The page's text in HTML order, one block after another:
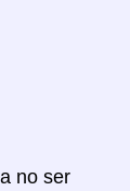
no ser